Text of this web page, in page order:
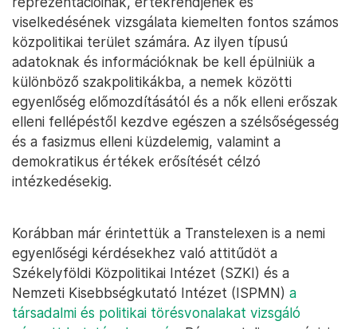
viselkedésének vizsgálata kiemelten fontos számos
közpolitikai terület számára. Az ilyen típusú
adatoknak és információknak be kell épülniük a
különböző szakpolitikákba, a nemek közötti
egyenlőség előmozdításától és a nők elleni erőszak
elleni fellépéstől kezdve egészen a szélsőségesség
és a fasizmus elleni küzdelemig, valamint a
demokratikus értékek erősítését célzó
intézkedésekig.
Korábban már érintettük a Transtelexen is a nemi
egyenlőségi kérdésekhez való attitűdöt a
Székelyföldi Közpolitikai Intézet (SZKI) és a
Nemzeti Kisebbségkutató Intézet (ISPMN) a
társadalmi és politikai törésvonalakat vizsgáló